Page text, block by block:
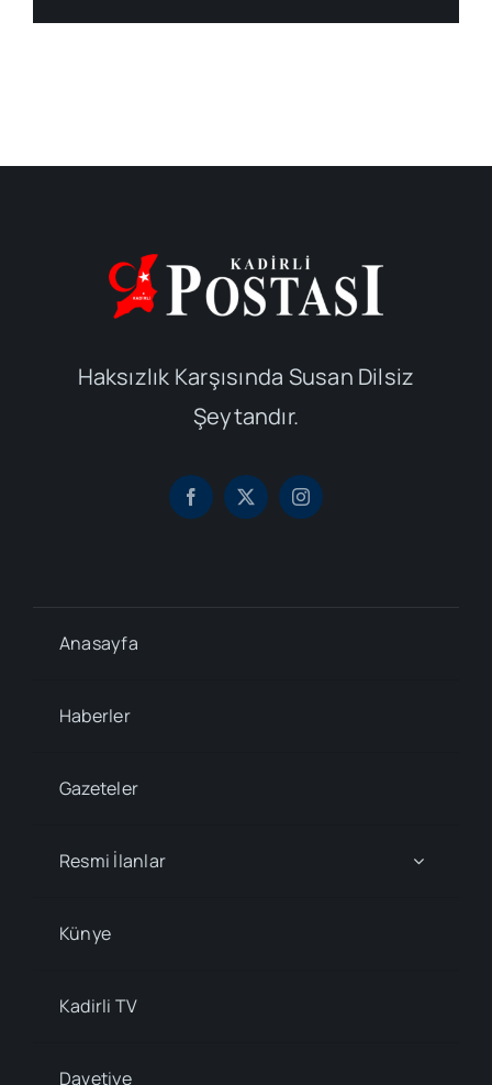
Haksızlık Karşısında Susan Dilsiz
Şeytandır.
Anasayfa
Haberler
Gazeteler
Resmi İlanlar
Künye
Kadirli TV
Davetiye